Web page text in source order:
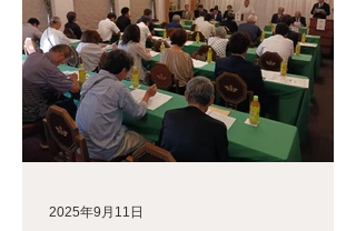
2025年9月11日